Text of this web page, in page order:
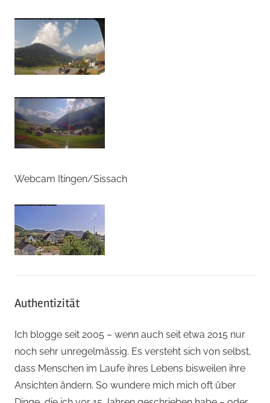
Webcam Itingen/Sissach
Authentizität
Ich blogge seit 2005 – wenn auch seit etwa 2015 nur
noch sehr unregelmässig. Es versteht sich von selbst,
dass Menschen im Laufe ihres Lebens bisweilen ihre
Ansichten ändern. So wundere mich mich oft über